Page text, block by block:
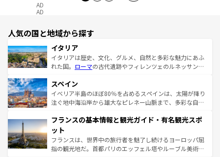
AD
AD
人気の国と地域から探す
イタリア
イタリアは歴史、文化、グルメ、自然と多彩な魅力にあふ
れた国。 ローマの古代遺跡やフィレンツェのルネッサンス
ろん、トスカーナの美しい田園風景やアマルフィ海岸の絶
景など、自然景観も見逃せない。観光の合間には、本場の
ピザやパスタなど、絶品のイタリア料理を堪能することも
ませてくれるイタリアで、忘れられない旅をしてみよう！
なお、新着のイタリア情報は
しい。
スペイン
イベリア半島のほぼ80％を占めるスペインは、太陽が降り
注ぐ地中海沿岸から雄大なピレネー山脈まで、多彩な自然
文化が根付くこの国では、情熱的なフラメンコ、熱気あふ
れる闘牛、そして美味しいタパスが生活の一部となってい
る。首都マドリードの洗練された雰囲気や、バルセロナの
アートに溢れた街角から、地方では古代ローマ遺跡や中世
フランスの基本情報と観光ガイド・有名観光スポ
ット
フランスは、世界中の旅行者を魅了し続けるヨーロッパ屈
指の観光地だ。首都パリのエッフェル塔やルーブル美術館